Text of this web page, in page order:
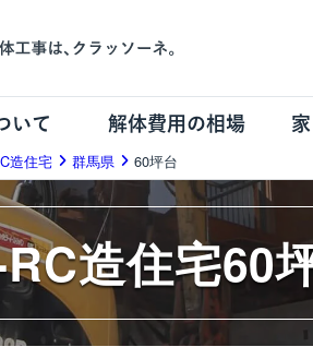
いて 解体費用の相場
造住宅 群馬県 60坪台
造住宅60